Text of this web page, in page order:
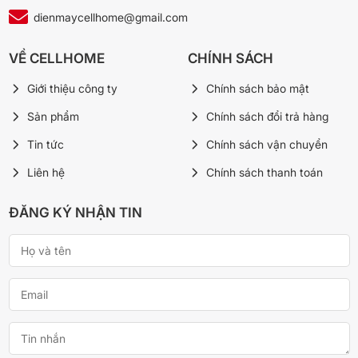
*Hình ảnh chỉ mang tính chất minh họa
Tiện ích
Đèn LED chiếu sáng hỗ trợ quan sát thực phẩm rõ hơn khi lấy đồ
vào buổi tối hoặc trong không gian bếp thiếu sáng, đồng thời
thuận tiện sắp xếp lại khoang tủ mà không cần mở cửa lâu.
Tủ lạnh Funiki Inverter 286 lít HR T8286GB phù hợp cho gia đình
2 – 3 người nhờ thiết kế gọn, dễ dùng và không gian lưu trữ vừa
dienmaycellhome@gmail.com
VỀ CELLHOME
Giới thiệu công ty
Sản phẩm
Tin tức
Liên hệ
CHÍNH SÁCH
Chính sách bảo mật
Chính sách đổi trả hàng
Chính sách vận chuyển
Chính sách thanh toán
ĐĂNG KÝ NHẬN TIN